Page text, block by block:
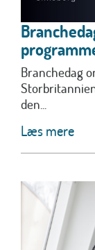
Branchedag
den...
Læs mere